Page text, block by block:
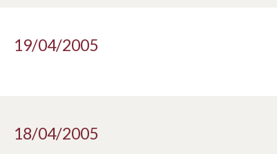
19/04/2005
18/04/2005